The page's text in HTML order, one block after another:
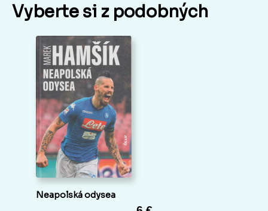
Vyberte si z podobných
Neapolská odysea